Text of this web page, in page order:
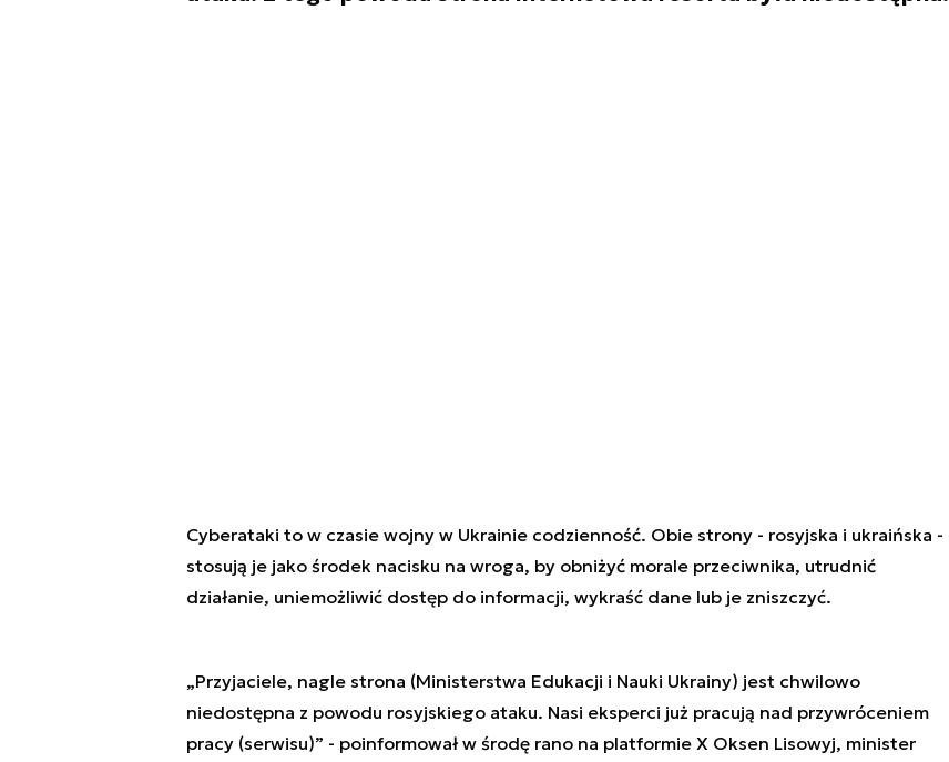
Cyberataki to w czasie wojny w Ukrainie codzienność. Obie strony - rosyjska i ukraińska -
stosują je jako środek nacisku na wroga, by obniżyć morale przeciwnika, utrudnić
działanie, uniemożliwić dostęp do informacji, wykraść dane lub je zniszczyć.
„Przyjaciele, nagle strona (Ministerstwa Edukacji i Nauki Ukrainy) jest chwilowo
niedostępna z powodu rosyjskiego ataku. Nasi eksperci już pracują nad przywróceniem
pracy (serwisu)” - poinformował w środę rano na platformie X Oksen Lisowyj, minister